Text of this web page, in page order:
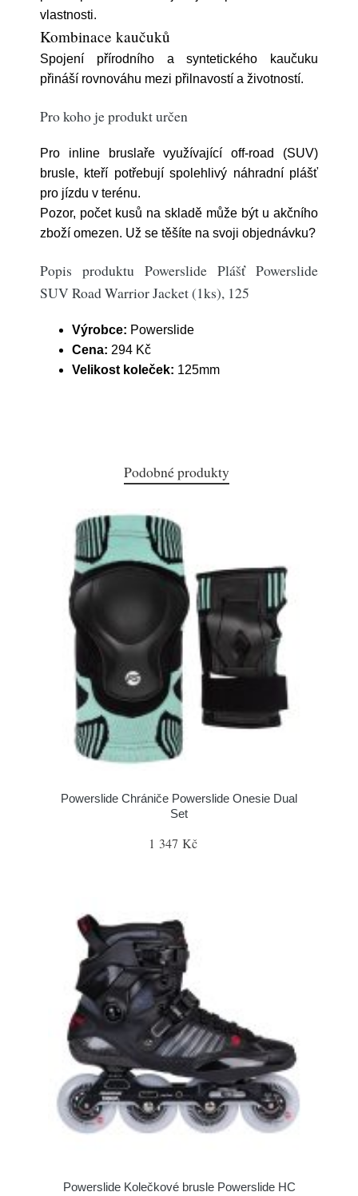
vlastnosti.
Kombinace kaučuků
Spojení přírodního a syntetického kaučuku
přináší rovnováhu mezi přilnavostí a životností.
Pro koho je produkt určen
Pro inline bruslaře využívající off-road (SUV)
brusle, kteří potřebují spolehlivý náhradní plášť
pro jízdu v terénu.
Pozor, počet kusů na skladě může být u akčního
zboží omezen. Už se těšíte na svoji objednávku?
Popis produktu Powerslide Plášť Powerslide
SUV Road Warrior Jacket (1ks), 125
Výrobce: Powerslide
Cena: 294 Kč
Velikost koleček: 125mm
Podobné produkty
Powerslide Chrániče Powerslide Onesie Dual
Set
1 347 Kč
Powerslide Kolečkové brusle Powerslide HC